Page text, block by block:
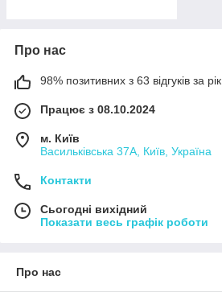
Про нас
98% позитивних з 63 відгуків за рік
Працює з 08.10.2024
м. Київ
Васильківська 37А, Київ, Україна
Контакти
Сьогодні вихідний
Показати весь графік роботи
Про нас